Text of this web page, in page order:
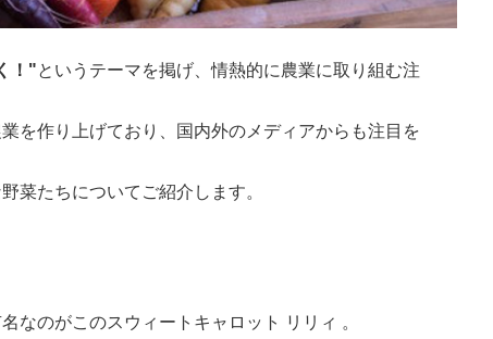
！"というテーマを掲げ、情熱的に農業に取り組む注
を作り上げており、国内外のメディアからも注目を
菜たちについてご紹介します。
なのがこのスウィートキャロット リリィ 。